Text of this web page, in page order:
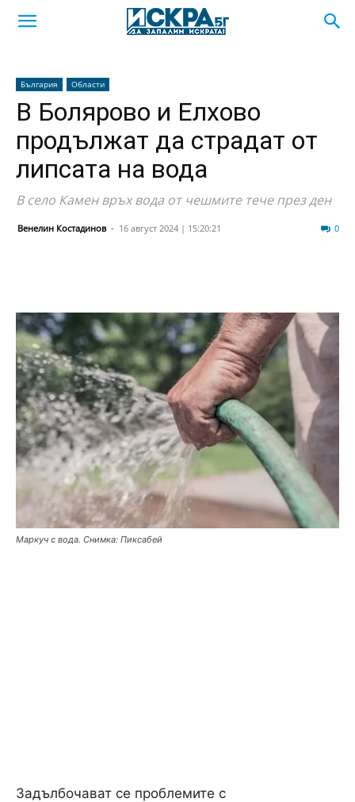
България Области
В Болярово и Елхово
продължат да страдат от
липсата на вода
В село Камен връх вода от чешмите тече през ден
Венелин Костадинов - 16 август 2024 | 15:20:21 0
Маркуч с вода. Снимка: Пиксабей
Задълбочават се проблемите с